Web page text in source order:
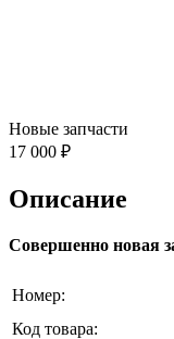
Новые запчасти
17 000 ₽
Описание
Совершенно новая
Номер:
Код товара: